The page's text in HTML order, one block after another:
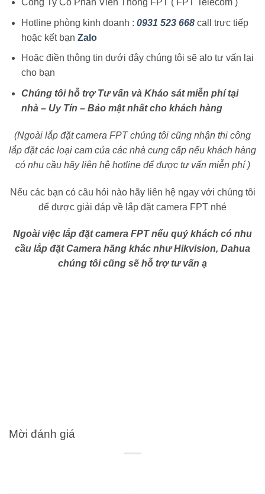
Công Ty Cổ Phần Viễn Thông FPT ( FPT Telecom )
Hotline phòng kinh doanh : 0931 523 668call trực tiếp
hoặc kết bạn Zalo
Hoặc điền thông tin dưới đây chúng tôi sẽ alo tư vấn lại
cho bạn
Chúng tôi hỗ trợ Tư vấn và Khảo sát miễn phí tại
nhà – Uy Tín – Bảo mật nhất cho khách hàng
(Ngoài lắp đặt camera FPT chúng tôi cũng nhận thi công
lắp đặt các loại cam của các nhà cung cấp nếu khách hàng
có nhu cầu hãy liên hệ hotline để được tư vấn miễn phí )
Nếu các bạn có câu hỏi nào hãy liên hệ ngay với chúng tôi
để được giải đáp về lắp đặt camera FPT nhé
Ngoài việc lắp đặt camera FPT nếu quý khách có nhu
cầu lắp đặt Camera hãng khác như Hikvision, Dahua
chúng tôi cũng sẽ hỗ trợ tư vấn ạ
Mời đánh giá